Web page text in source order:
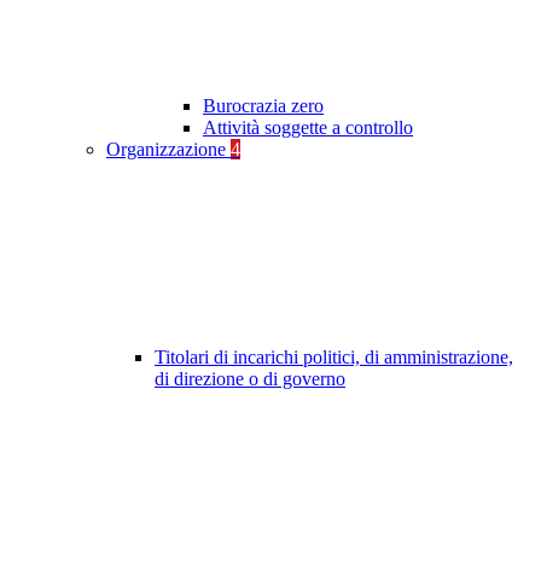
Burocrazia zero
Attività soggette a controllo
Organizzazione 4
Titolari di incarichi politici, di amministrazione,
di direzione o di governo